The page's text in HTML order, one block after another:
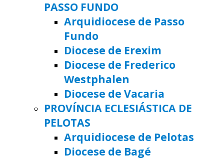
PASSO FUNDO
Arquidiocese de Passo
Fundo
Diocese de Erexim
Diocese de Frederico
Westphalen
Diocese de Vacaria
PROVÍNCIA ECLESIÁSTICA DE
PELOTAS
Arquidiocese de Pelotas
Diocese de Bagé